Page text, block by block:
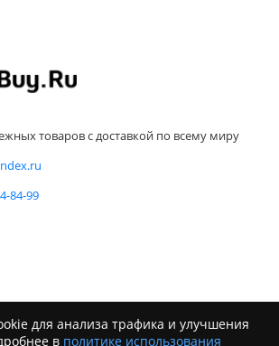
товаров с доставкой по всему миру
84-99
для анализа трафика и улучшения
в политике использования